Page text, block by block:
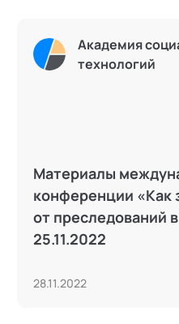
Академия
технологий
Материалы
конференции «Как
от преследований
25.11.2022
28.11.2022